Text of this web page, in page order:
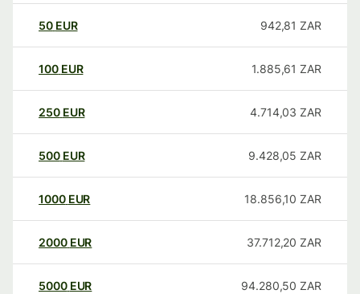
50 EUR 942,81 ZAR
100 EUR 1.885,61 ZAR
250 EUR 4.714,03 ZAR
500 EUR 9.428,05 ZAR
1000 EUR 18.856,10 ZAR
2000 EUR 37.712,20 ZAR
5000 EUR 94.280,50 ZAR